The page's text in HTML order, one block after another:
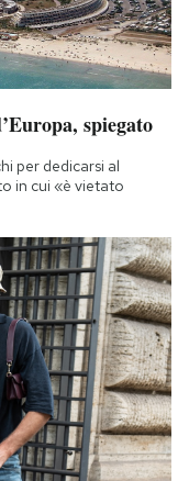
spiegato
per dedicarsi al
in cui «è vietato